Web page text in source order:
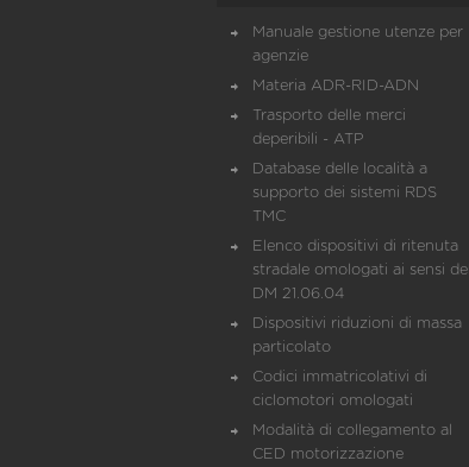
Manuale gestione utenze per
agenzie
Materia ADR-RID-ADN
Trasporto delle merci
deperibili - ATP
Database delle località a
supporto dei sistemi RDS
TMC
Elenco dispositivi di ritenuta
stradale omologati ai sensi del
DM 21.06.04
Dispositivi riduzioni di massa
particolato
Codici immatricolativi di
ciclomotori omologati
Modalità di collegamento al
CED motorizzazione